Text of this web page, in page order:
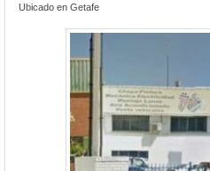
Ubicado en Getafe